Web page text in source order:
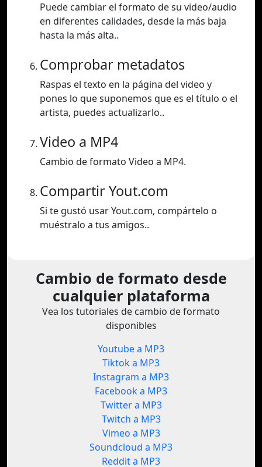
Puede cambiar el formato de su video/audio
en diferentes calidades, desde la más baja
hasta la más alta..
Comprobar metadatos
Raspas el texto en la página del video y
pones lo que suponemos que es el título o el
artista, puedes actualizarlo..
Video a MP4
Cambio de formato Video a MP4.
Compartir Yout.com
Si te gustó usar Yout.com, compártelo o
muéstralo a tus amigos..
Cambio de formato desde
cualquier plataforma
Vea los tutoriales de cambio de formato
disponibles
Youtube a MP3
Tiktok a MP3
Instagram a MP3
Facebook a MP3
Twitter a MP3
Twitch a MP3
Vimeo a MP3
Soundcloud a MP3
Reddit a MP3